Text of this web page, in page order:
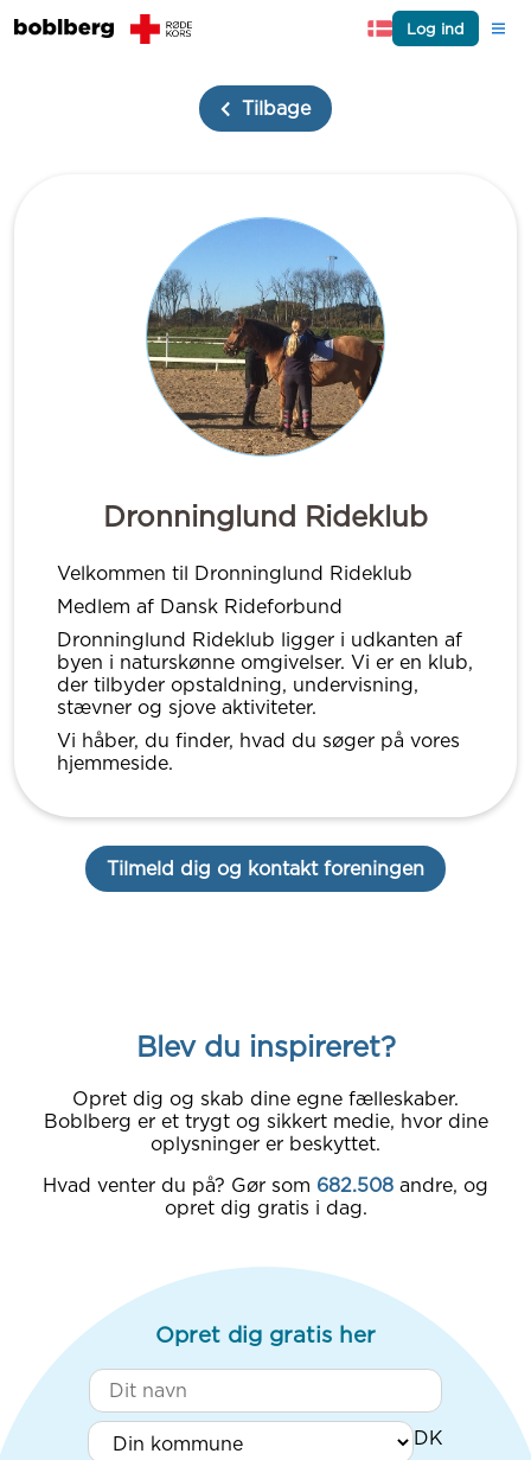
Log ind
Tilbage
Dronninglund Rideklub
Velkommen til Dronninglund Rideklub
Medlem af Dansk Rideforbund
Dronninglund Rideklub ligger i udkanten af
byen i naturskønne omgivelser. Vi er en klub,
der tilbyder opstaldning, undervisning,
stævner og sjove aktiviteter.
Vi håber, du finder, hvad du søger på vores
hjemmeside.
Tilmeld dig og kontakt foreningen
Blev du inspireret?
Opret dig og skab dine egne fælleskaber.
Boblberg er et trygt og sikkert medie, hvor dine
oplysninger er beskyttet.
Hvad venter du på? Gør som 682.508 andre, og
opret dig gratis i dag.
Opret dig gratis her